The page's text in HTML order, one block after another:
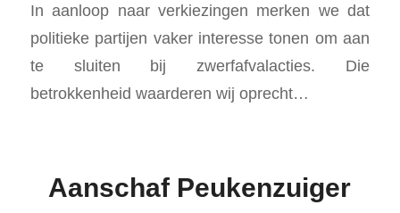
In aanloop naar verkiezingen merken we dat
politieke partijen vaker interesse tonen om aan
te sluiten bij zwerfafvalacties. Die
betrokkenheid waarderen wij oprecht…
Aanschaf Peukenzuiger